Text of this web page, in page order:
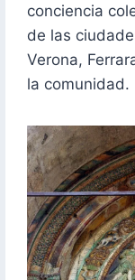
conciencia
de las
Verona,
la comunidad.